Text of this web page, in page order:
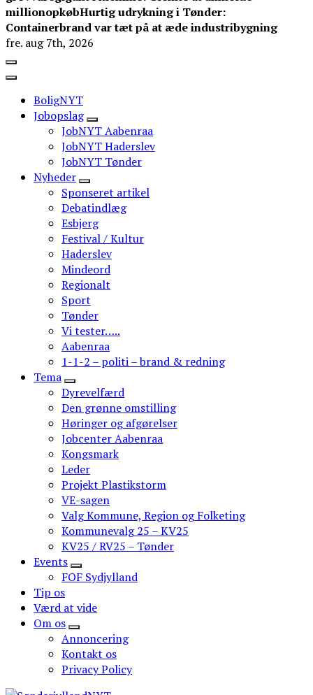
millionopkøbHurtig udrykning i Tønder:
Containerbrand var tæt på at æde industribygning
fre. aug 7th, 2026
BoligNYT
Jobopslag
JobNYT Aabenraa
JobNYT Haderslev
JobNYT Tønder
Nyheder
Sponseret artikel
Debatindlæg
Esbjerg
Festival / Kultur
Haderslev
Mindeord
Regionalt
Sport
Tønder
Vi tester…..
Aabenraa
1-1-2 – politi – brand & redning
Tema
Dyrevelfærd
Den grønne omstilling
Høringer og afgørelser
Jobcenter Aabenraa
Kongsmark
Leder
Projekt Plastikstorm
VE-sagen
Valg Kommune, Region og Folketing
Kommunevalg 25 – KV25
KV25 / RV25 – Tønder
Events
FOF Sydjylland
Tip os
Værd at vide
Om os
Annoncering
Kontakt os
Privacy Policy